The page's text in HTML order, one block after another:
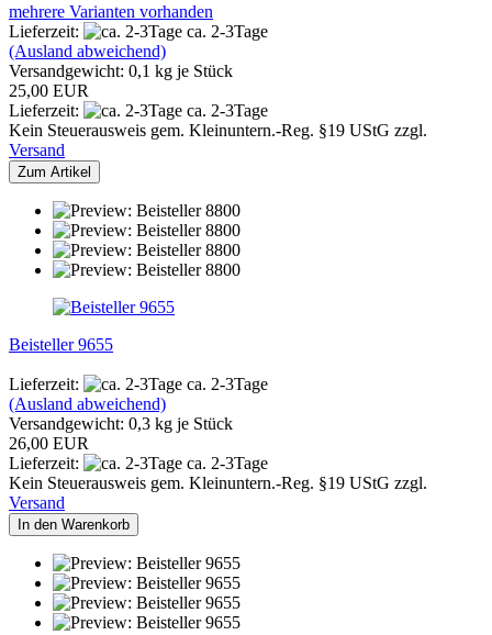
mehrere Varianten vorhanden
Lieferzeit:
ca. 2-3Tage
(Ausland abweichend)
Versandgewicht: 0,1 kg je Stück
25,00 EUR
Lieferzeit:
ca. 2-3Tage
Kein Steuerausweis gem. Kleinuntern.-Reg. §19 UStG zzgl.
Versand
Zum Artikel
Beisteller 9655
Lieferzeit:
ca. 2-3Tage
(Ausland abweichend)
Versandgewicht: 0,3 kg je Stück
26,00 EUR
Lieferzeit:
ca. 2-3Tage
Kein Steuerausweis gem. Kleinuntern.-Reg. §19 UStG zzgl.
Versand
In den Warenkorb